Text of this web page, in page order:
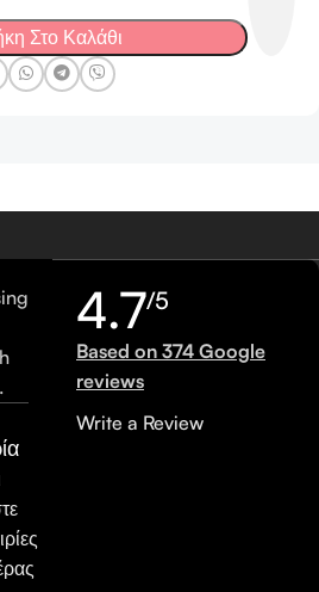
Στο Καλάθι
4.7/5
Based on 374 Google
reviews
Write a Review